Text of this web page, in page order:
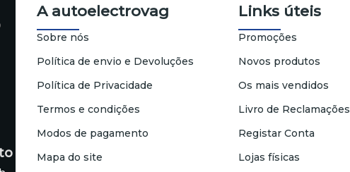
A autoelectrovag
Sobre nós
Política de envio e Devoluções
Política de Privacidade
Termos e condições
Modos de pagamento
Mapa do site
Links úteis
Promoções
Novos produtos
Os mais vendidos
Livro de Reclamações
Registar Conta
Lojas físicas